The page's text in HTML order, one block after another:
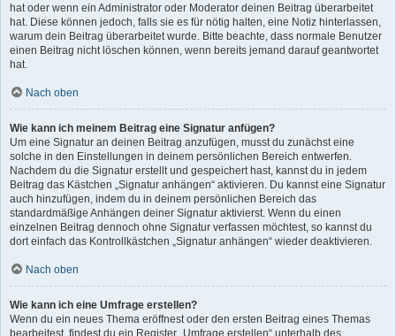
hat oder wenn ein Administrator oder Moderator deinen Beitrag überarbeitet
hat. Diese können jedoch, falls sie es für nötig halten, eine Notiz hinterlassen,
warum dein Beitrag überarbeitet wurde. Bitte beachte, dass normale Benutzer
einen Beitrag nicht löschen können, wenn bereits jemand darauf geantwortet
hat.
Nach oben
Wie kann ich meinem Beitrag eine Signatur anfügen?
Um eine Signatur an deinen Beitrag anzufügen, musst du zunächst eine
solche in den Einstellungen in deinem persönlichen Bereich entwerfen.
Nachdem du die Signatur erstellt und gespeichert hast, kannst du in jedem
Beitrag das Kästchen „Signatur anhängen“ aktivieren. Du kannst eine Signatur
auch hinzufügen, indem du in deinem persönlichen Bereich das
standardmäßige Anhängen deiner Signatur aktivierst. Wenn du einen
einzelnen Beitrag dennoch ohne Signatur verfassen möchtest, so kannst du
dort einfach das Kontrollkästchen „Signatur anhängen“ wieder deaktivieren.
Nach oben
Wie kann ich eine Umfrage erstellen?
Wenn du ein neues Thema eröffnest oder den ersten Beitrag eines Themas
bearbeitest, findest du ein Register „Umfrage erstellen“ unterhalb des